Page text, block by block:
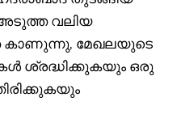
വലിയ
കാണുന്നു, മേഖലയുടെ
ശ്രദ്ധിക്കുകയും ഒരു